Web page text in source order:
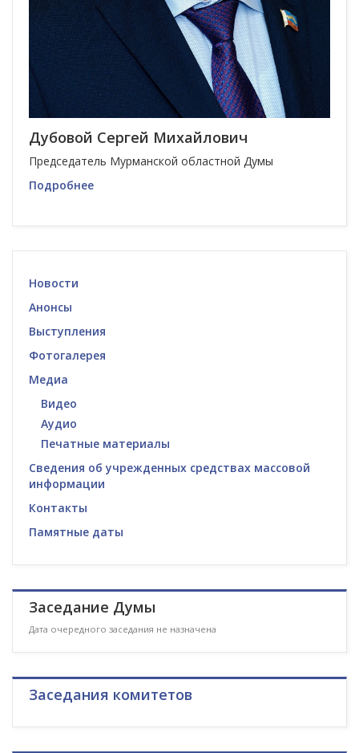
Дубовой Сергей Михайлович
Председатель Мурманской областной Думы
Подробнее
Новости
Анонсы
Выступления
Фотогалерея
Медиа
Видео
Аудио
Печатные материалы
Сведения об учрежденных средствах массовой
информации
Контакты
Памятные даты
Заседание Думы
Дата очередного заседания не назначена
Заседания комитетов